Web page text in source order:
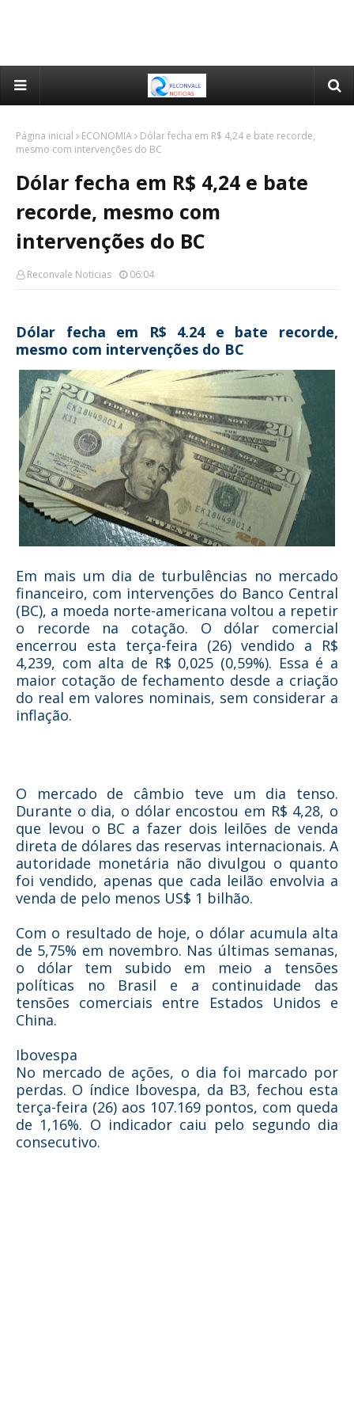
Página inicial ECONOMIA
Dólar fecha em R$ 4,24 e bate recorde,
mesmo com intervenções do BC
Dólar fecha em R$ 4,24 e bate
recorde, mesmo com
intervenções do BC
Reconvale Noticias 06:04
Dólar fecha em R$ 4,24 e bate recorde,
mesmo com intervenções do BC
Em mais um dia de turbulências no mercado
financeiro, com intervenções do Banco Central
(BC), a moeda norte-americana voltou a repetir
o recorde na cotação. O dólar comercial
encerrou esta terça-feira (26) vendido a R$
4,239, com alta de R$ 0,025 (0,59%). Essa é a
maior cotação de fechamento desde a criação
do real em valores nominais, sem considerar a
inflação.
O mercado de câmbio teve um dia tenso.
Durante o dia, o dólar encostou em R$ 4,28, o
que levou o BC a fazer dois leilões de venda
direta de dólares das reservas internacionais. A
autoridade monetária não divulgou o quanto
foi vendido, apenas que cada leilão envolvia a
venda de pelo menos US$ 1 bilhão.
Com o resultado de hoje, o dólar acumula alta
de 5,75% em novembro. Nas últimas semanas,
o dólar tem subido em meio a tensões
políticas no Brasil e a continuidade das
tensões comerciais entre Estados Unidos e
China.
Ibovespa
No mercado de ações, o dia foi marcado por
perdas. O índice Ibovespa, da B3, fechou esta
terça-feira (26) aos 107.169 pontos, com queda
de 1,16%. O indicador caiu pelo segundo dia
consecutivo.